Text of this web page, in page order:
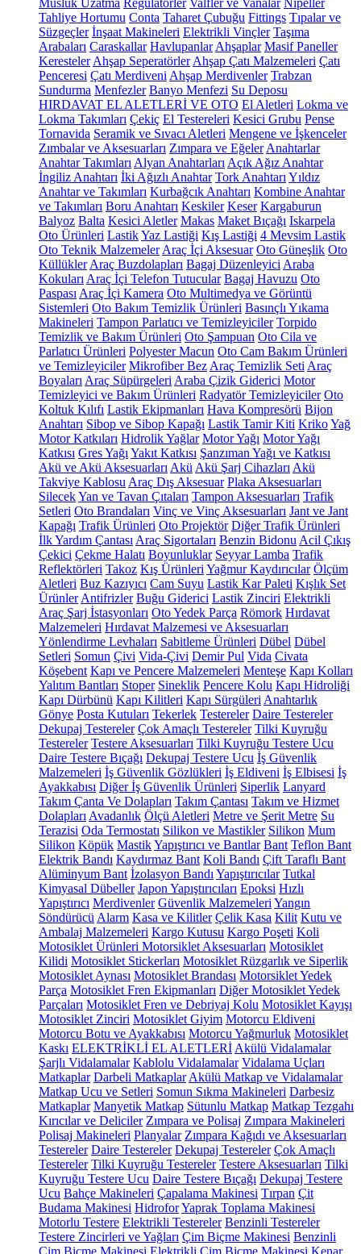
Musluk Uzatma Regülatörler Valfler ve Vanalar Nipeller
Tahliye Hortumu Conta Taharet Çubuğu Fittings Tıpalar ve
Süzgeçler İnşaat Makineleri Elektrikli Vinçler Taşıma
Arabaları Caraskallar Havlupanlar Ahşaplar Masif Paneller
Keresteler Ahşap Seperatörler Ahşap Çatı Malzemeleri Çatı
Penceresi Çatı Merdiveni Ahşap Merdivenler Trabzan
Sundurma Menfezler Banyo Menfezi Su Deposu
HIRDAVAT EL ALETLERİ VE OTO El Aletleri Lokma ve
Lokma Takımları Çekiç El Testereleri Kesici Grubu Pense
Tornavida Seramik ve Sıvacı Aletleri Mengene ve İşkenceler
Zımbalar ve Aksesuarları Zımpara ve Eğeler Anahtarlar
Anahtar Takımları Alyan Anahtarları Açık Ağız Anahtar
İngiliz Anahtarı İki Ağızlı Anahtar Tork Anahtarı Yıldız
Anahtar ve Takımları Kurbağcık Anahtarı Kombine Anahtar
ve Takımları Boru Anahtarı Keskiler Keser Kargaburun
Balyoz Balta Kesici Aletler Makas Maket Bıçağı Iskarpela
Oto Ürünleri LastikYaz Lastiği Kış Lastiği 4 Mevsim Lastik
Oto Teknik Malzemeler Araç İçi Aksesuar Oto Güneşlik Oto
Küllükler Araç Buzdolapları Bagaj Düzenleyici Araba
Kokuları Araç İçi Telefon Tutucular Bagaj Havuzu Oto
Paspası Araç İçi Kamera Oto Multimedya ve Görüntü
Sistemleri Oto Bakım Temizlik Ürünleri Basınçlı Yıkama
Makineleri Tampon Parlatıcı ve Temizleyiciler Torpido
Temizlik ve Bakım Ürünleri Oto Şampuan Oto Cila ve
Parlatıcı Ürünleri Polyester Macun Oto Cam Bakım Ürünleri
ve Temizleyiciler Mikrofiber Bez Araç Temizlik Seti Araç
Boyaları Araç Süpürgeleri Araba Çizik Giderici Motor
Temizleyici ve Bakım Ürünleri Radyatör Temizleyiciler Oto
Koltuk Kılıfı Lastik Ekipmanları Hava Kompresörü Bijon
Anahtarı Sibop ve Sibop Kapağı Lastik Tamir Kiti KrikoYağ
Motor Katkıları Hidrolik Yağlar Motor Yağı Motor Yağı
Katkısı Gres Yağı Yakıt Katkısı Şanzıman Yağı ve Katkısı
Akü ve Akü Aksesuarları Akü Akü Şarj Cihazları Akü
Takviye Kablosu Araç Dış Aksesuar Plaka Aksesuarları
SilecekYan ve Tavan Çıtaları Tampon Aksesuarları Trafik
Setleri Oto Brandaları Vinç ve Vinç Aksesuarları Jant ve Jant
Kapağı Trafik Ürünleri Oto Projektör Diğer Trafik Ürünleri
İlk Yardım Çantası Araç Sigortaları Benzin Bidonu Acil Çıkış
Çekici Çekme Halatı Boyunluklar Seyyar Lamba Trafik
Reflektörleri Takoz Kış Ürünleri Yağmur Kaydırıcılar Ölçüm
Aletleri Buz Kazıyıcı Cam Suyu Lastik Kar Paleti Kışlık Set
Ürünler Antifrizler Buğu Giderici Lastik Zinciri Elektrikli
Araç Şarj İstasyonları Oto Yedek Parça Römork Hırdavat
Malzemeleri Hırdavat Malzemesi ve Aksesuarları
Yönlendirme Levhaları Sabitleme Ürünleri Dübel Dübel
Setleri Somun Çivi Vida-Çivi Demir Pul Vida Civata
Köşebent Kapı ve Pencere Malzemeleri Menteşe Kapı Kolları
Yalıtım Bantları Stoper Sineklik Pencere Kolu Kapı Hidroliği
Kapı Dürbünü Kapı Kilitleri Kapı Sürgüleri Anahtarlık
Gönye Posta Kutuları Tekerlek Testereler Daire Testereler
Dekupaj Testereler Çok Amaçlı Testereler Tilki Kuyruğu
Testereler Testere Aksesuarları Tilki Kuyruğu Testere Ucu
Daire Testere Bıçağı Dekupaj Testere Ucu İş Güvenlik
Malzemeleri İş Güvenlik Gözlükleri İş Eldiveni İş Elbisesi İş
Ayakkabısı Diğer İş Güvenlik Ürünleri Siperlik Lanyard
Takım Çanta Ve Dolapları Takım Çantası Takım ve Hizmet
Dolapları Avadanlık Ölçü Aletleri Metre ve Şerit Metre Su
Terazisi Oda Termostatı Silikon ve Mastikler Silikon Mum
Silikon Köpük MastikYapıştırıcı ve Bantlar Bant Teflon Bant
Elektrik Bandı Kaydırmaz Bant Koli Bandı Çift Taraflı Bant
Alüminyum Bant İzolasyon Bandı Yapıştırıcılar Tutkal
Kimyasal Dübeller Japon Yapıştırıcıları Epoksi Hızlı
Yapıştırıcı Merdivenler Güvenlik Malzemeleri Yangın
Söndürücü Alarm Kasa ve Kilitler Çelik Kasa Kilit Kutu ve
Ambalaj Malzemeleri Kargo Kutusu Kargo Poşeti Koli
Motosiklet Ürünleri Motorsiklet Aksesuarları Motosiklet
Kilidi Motosiklet Stickerları Motosiklet Rüzgarlık ve Siperlik
Motosiklet Aynası Motosiklet Brandası Motorsiklet Yedek
Parça Motosiklet Fren Ekipmanları Diğer Motosiklet Yedek
Parçaları Motosiklet Fren ve Debriyaj Kolu Motosiklet Kayışı
Motosiklet Zinciri Motosiklet Giyim Motorcu Eldiveni
Motorcu Botu ve Ayakkabısı Motorcu Yağmurluk Motosiklet
Kaskı ELEKTRİKLİ EL ALETLERİ Akülü Vidalamalar
Şarjlı Vidalamalar Kablolu Vidalamalar Vidalama Uçları
Matkaplar Darbeli Matkaplar Akülü Matkap ve Vidalamalar
Matkap Ucu ve Setleri Somun Sıkma Makineleri Darbesiz
Matkaplar Manyetik Matkap Sütunlu Matkap Matkap Tezgahı
Kırıcılar ve Deliciler Zımpara ve Polisaj Zımpara Makineleri
Polisaj Makineleri Planyalar Zımpara Kağıdı ve Aksesuarları
Testereler Daire Testereler Dekupaj Testereler Çok Amaçlı
Testereler Tilki Kuyruğu Testereler Testere Aksesuarları Tilki
Kuyruğu Testere Ucu Daire Testere Bıçağı Dekupaj Testere
Ucu Bahçe Makineleri Çapalama Makinesi Tırpan Çit
Budama Makinesi HidroforYaprak Toplama Makinesi
Motorlu Testere Elektrikli Testereler Benzinli Testereler
Testere Zincirleri ve Yağları Çim Biçme Makinesi Benzinli
Çim Biçme Makinesi Elektrikli Çim Biçme Makinesi Kenar